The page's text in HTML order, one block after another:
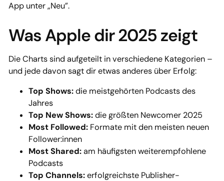
App unter „Neu”.
Was Apple dir 2025 zeigt
Die Charts sind aufgeteilt in verschiedene Kategorien –
und jede davon sagt dir etwas anderes über Erfolg:
Top Shows:die meistgehörten Podcasts des
Jahres
Top New Shows:die größten Newcomer 2025
Most Followed: Formate mit den meisten neuen
Follower:innen
Most Shared:am häufigsten weiterempfohlene
Podcasts
Top Channels:erfolgreichste Publisher-